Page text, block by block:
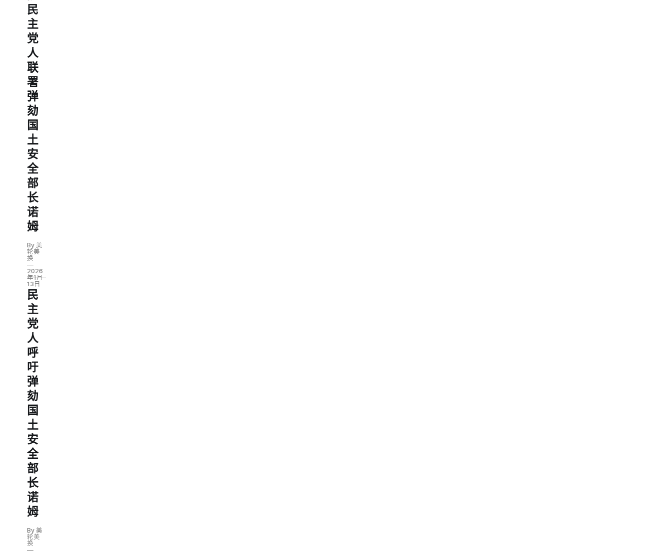
民
主
党
人
联
署
弹
劾
国
土
安
全
部
长
诺
姆
By 美
轮美
换
2026
年1月
13日
民
主
党
人
呼
吁
弹
劾
国
土
安
全
部
长
诺
姆
By 美
轮美
换